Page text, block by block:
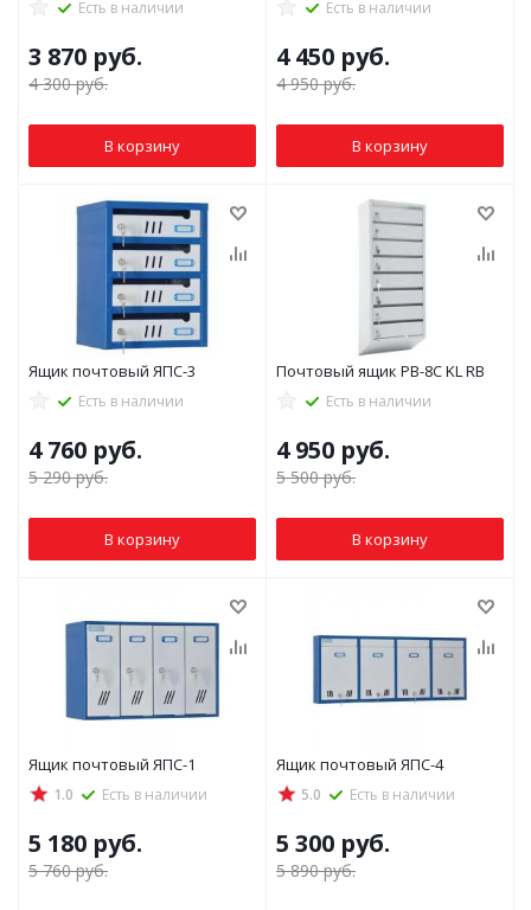
Есть в наличии
3 870 руб.
4 300руб.
В корзину
Есть в наличии
4 450 руб.
4 950руб.
В корзину
Ящик почтовый ЯПС-3
Есть в наличии
4 760 руб.
5 290руб.
В корзину
Почтовый ящик PB-8C KL RB
Есть в наличии
4 950 руб.
5 500руб.
В корзину
Ящик почтовый ЯПС-1
1.0 Есть в наличии
5 180 руб.
5 760руб.
Ящик почтовый ЯПС-4
5.0 Есть в наличии
5 300 руб.
5 890руб.